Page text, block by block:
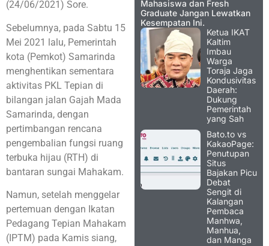
(24/06/2021) Sore.
Sebelumnya, pada Sabtu 15
Mei 2021 lalu, Pemerintah
kota (Pemkot) Samarinda
menghentikan sementara
aktivitas PKL Tepian di
bilangan jalan Gajah Mada
Samarinda, dengan
pertimbangan rencana
pengembalian fungsi ruang
terbuka hijau (RTH) di
bantaran sungai Mahakam.
Namun, setelah menggelar
pertemuan dengan Ikatan
Pedagang Tepian Mahakam
(IPTM) pada Kamis siang,
Mahasiswa dan Fresh
Graduate Jangan Lewatkan
Kesempatan Ini.
Ketua IKAT
Kaltim
Imbau
Warga
Toraja Jaga
Kondusivitas
Daerah:
Dukung
Pemerintah
yang Sah
Bato.to vs
KakaoPage:
Penutupan
Situs
Bajakan Picu
Debat
Sengit di
Kalangan
Pembaca
Manhwa,
Manhua,
dan Manga